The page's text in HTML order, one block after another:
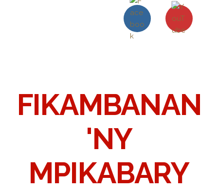
FIKAMBANAN
'NY
MPIKABARY